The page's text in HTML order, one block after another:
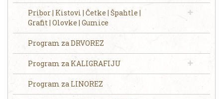
Pribor | Kistovi | Četke | Špahtle |
Grafit | Olovke | Gumice
Program za DRVOREZ
Program za KALIGRAFIJU
Program za LINOREZ